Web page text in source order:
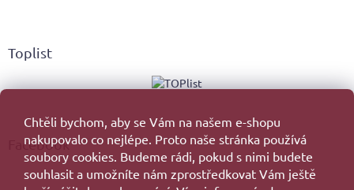
Chtěli bychom, aby se Vám na našem e-shopu
nakupovalo co nejlépe. Proto naše stránka používá
soubory cookies. Budeme rádi, pokud s nimi budete
souhlasit a umožníte nám zprostředkovat Vám ještě
Toplist
Facebook